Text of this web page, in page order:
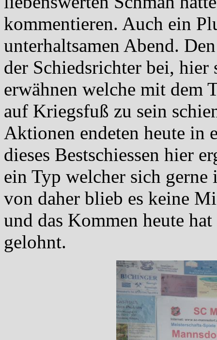
kommentieren. Auch ein
unterhaltsamen Abend.
der Schiedsrichter bei, hier
erwähnen welche mit dem
auf Kriegsfuß zu sein
Aktionen endeten heute in
dieses Bestschiessen hier
ein Typ welcher sich
von daher blieb es keine
und das Kommen heute
gelohnt.